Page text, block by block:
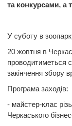
та конкурсами, а
У суботу в
20 жовтня в
проводитиметься
закінчення збору
Програма заходів:
- майстер-клас
Черкаського